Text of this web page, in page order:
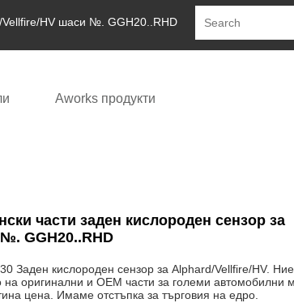
Vellfire/HV шаси №. GGH20..RHD
Aworks продукти
части заден кислороден сензор за
GGH20..RHD
Заден кислороден сензор за Alphard/Vellfire/HV.
на оригинални и OEM части за големи автомобилни
цена. Имаме отстъпка за търговия на едро.